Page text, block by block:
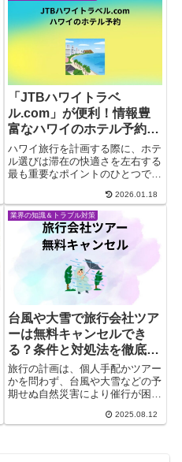
といった旅行商品によって、キャ
ンセル規定や発生日は大きく異な
り...
「JTBハワイトラベ
ル.com」が便利！情報豊
富なハワイのホテル予約専
門サイト
ハワイ旅行を計画する際に、ホテ
ル選びは滞在の快適さを左右する
最も重要なポイントのひとつで
「JTBハワイトラベル.com」
は、ハワイに特化したホテル予約
サイトとして、観光客のニーズに
しっかり応えています。詳細なホ
2026.01.18
業界の知識＆トラブル対策
台風や大雪で旅行会社ツア
ーは無料キャンセルでき
る？条件と対処法を徹底解
説
旅行の計画は、個人手配かツアー
かを問わず、台風や大雪などの予
期せぬ自然災害により催行が困難
は気候的に台風や大雪の影響を受
2025.08.12